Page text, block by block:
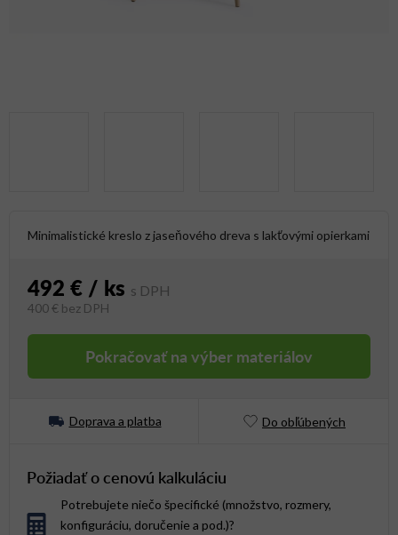
Minimalistické kreslo z jaseňového dreva s lakťovými opierkami
492 € / ks
400 € bez DPH
Pokračovať na výber materiálov
Doprava a platba Do obľúbených
Požiadať o cenovú kalkuláciu
Potrebujete niečo špecifické (množstvo, rozmery,
konfiguráciu, doručenie a pod.)?